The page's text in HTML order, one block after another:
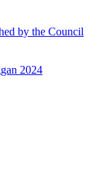
by the Council
2024